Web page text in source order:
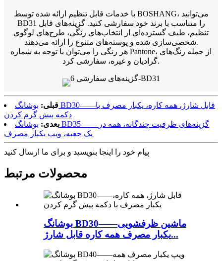
با خدمات قابل تنظیم ارائه شده توسط BOSHANG، می‌توانید
BD31 را متناسب با برند خود سفارشی کنید. گزینه‌های قابل
تنظیم، طیف گسترده‌ای از انتخاب‌های رنگی، طرح‌های لوگوی
شخصی‌سازی شده و پوسته‌های متنوع را ارائه می‌دهند.
هر رنگی را می‌توان با توجه به شماره Pantone، از جمله رنگ‌های
گرادیان و غیره، سفارشی کرد.
قبلی: بوشانگ BD30——قابل شارژ، همه کاره، یکبار مصرف با
دکمه پیش گرم کردن
بعدی: بوشانگ BD35—— گزینه‌های ظرفیت چندگانه، همه در
یک جعبه، ویپ یکبار مصرف
پیام خود را اینجا بنویسید و برای ما ارسال کنید
محصولات مرتبط
بوشانگ BD30——ماشین ظرفشویی
یکبار مصرف همه کاره قابل شارژ...